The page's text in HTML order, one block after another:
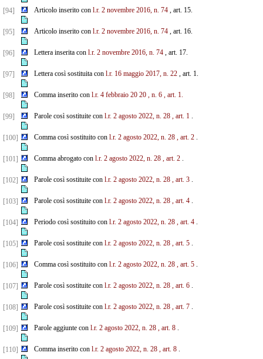
[94] Articolo inserito con l.r. 2 novembre 2016, n. 74, art. 15.
[95] Articolo inserito con l.r. 2 novembre 2016, n. 74, art. 16.
[96] Lettera inserita con l.r. 2 novembre 2016, n. 74, art. 17.
[97] Lettera così sostituita con l.r. 16 maggio 2017, n. 22, art. 1.
[98] Comma inserito con l.r. 4 febbraio 20 20 , n. 6 , art. 1.
[99] Parole così sostituite con l.r. 2 agosto 2022, n. 28 , art. 1.
[100] Comma così sostituito con l.r. 2 agosto 2022, n. 28 , art. 2.
[101] Comma abrogato con l.r. 2 agosto 2022, n. 28 , art. 2.
[102] Parole così sostituite con l.r. 2 agosto 2022, n. 28 , art. 3.
[103] Parole così sostituite con l.r. 2 agosto 2022, n. 28 , art. 4.
[104] Periodo così sostituito con l.r. 2 agosto 2022, n. 28 , art. 4.
[105] Parole così sostituite con l.r. 2 agosto 2022, n. 28 , art. 5.
[106] Comma così sostituito con l.r. 2 agosto 2022, n. 28 , art. 5.
[107] Parole così sostituite con l.r. 2 agosto 2022, n. 28 , art. 6.
[108] Parole così sostituite con l.r. 2 agosto 2022, n. 28 , art. 7.
[109] Parole aggiunte con l.r. 2 agosto 2022, n. 28 , art. 8.
[110] Comma inserito con l.r. 2 agosto 2022, n. 28 , art. 8.